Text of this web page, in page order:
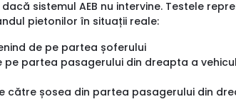
sistemul AEB nu intervine. Testele
pietonilor în situații reale:
de pe partea șoferului
pe partea pasagerului din dreapta a
către șosea din partea pasagerului din